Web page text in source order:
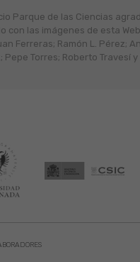
Parque de las Ciencias
con las imágenes de esta
Ferreras; Ramón L. Pérez;
Pepe Torres; Roberto Travesí